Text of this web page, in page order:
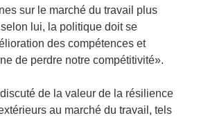
n
o
u
v
l
l
sur le marché du travail plus
lui, la politique doit se
des compétences et
de perdre notre compétitivité».
de la valeur de la résilience
au marché du travail, tels